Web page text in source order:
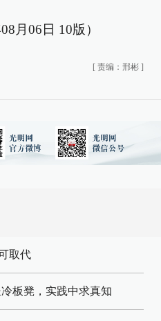
月06日 10版）
[ 责编：邢彬 ]
取代
板凳，实践中求真知